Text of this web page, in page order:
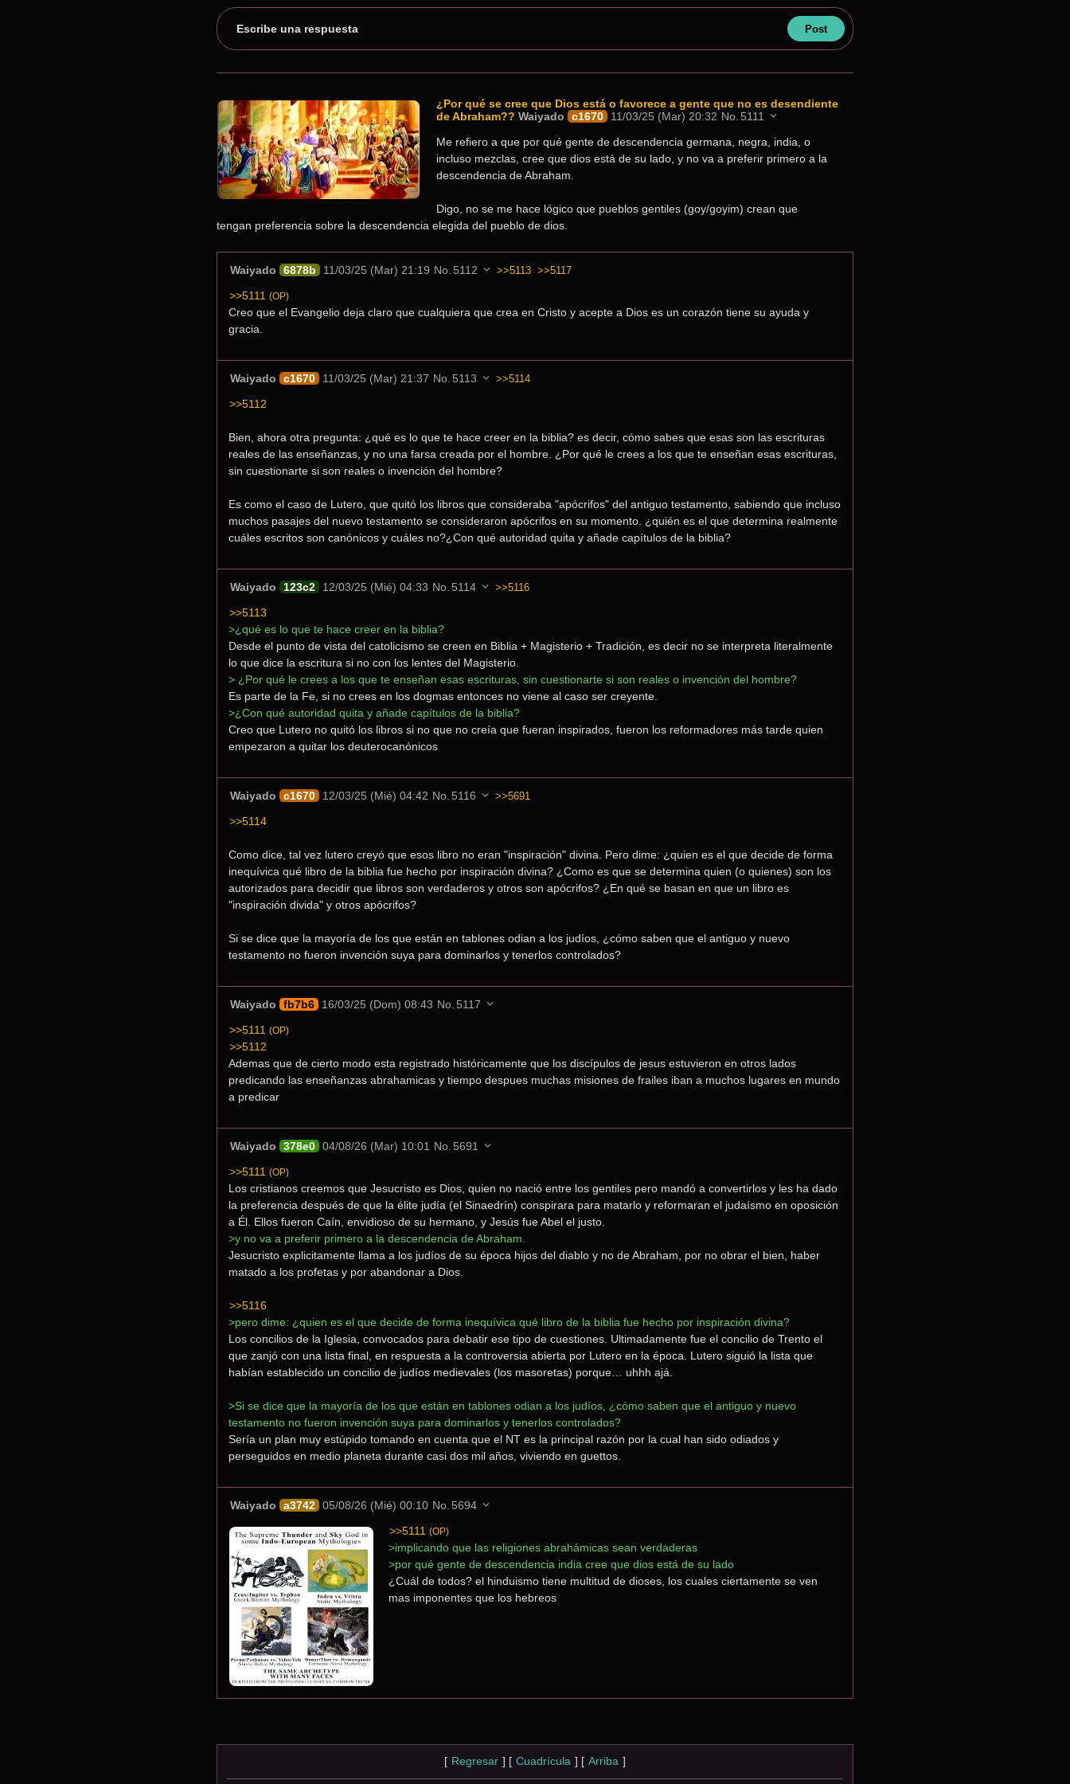
Escribe una respuesta
¿Por qué se cree que Dios está o favorece a gente que no es desendiente
de Abraham?? Waiyado c1670 11/03/25 (Mar) 20:32 No. 5111
Me refiero a que por qué gente de descendencia germana, negra, india, o
incluso mezclas, cree que dios está de su lado, y no va a preferir primero a la
descendencia de Abraham.
Digo, no se me hace lógico que pueblos gentiles (goy/goyim) crean que
tengan preferencia sobre la descendencia elegida del pueblo de dios.
Waiyado 6878b 11/03/25 (Mar) 21:19 No. 5112 >>5113 >>5117
>>5111 (OP)
Creo que el Evangelio deja claro que cualquiera que crea en Cristo y acepte a Dios es un corazón tiene su ayuda y
gracia.
Waiyado c1670 11/03/25 (Mar) 21:37 No. 5113 >>5114
>>5112
Bien, ahora otra pregunta: ¿qué es lo que te hace creer en la biblia? es decir, cómo sabes que esas son las escrituras
reales de las enseñanzas, y no una farsa creada por el hombre. ¿Por qué le crees a los que te enseñan esas escrituras,
sin cuestionarte si son reales o invención del hombre?
Es como el caso de Lutero, que quitó los libros que consideraba "apócrifos" del antiguo testamento, sabiendo que incluso
muchos pasajes del nuevo testamento se consideraron apócrifos en su momento. ¿quién es el que determina realmente
cuáles escritos son canónicos y cuáles no?¿Con qué autoridad quita y añade capítulos de la biblia?
Waiyado 123c2 12/03/25 (Mié) 04:33 No. 5114 >>5116
>>5113
>¿qué es lo que te hace creer en la biblia?
Desde el punto de vista del catolicismo se creen en Biblia + Magisterio + Tradición, es decir no se interpreta literalmente
lo que dice la escritura si no con los lentes del Magisterio.
> ¿Por qué le crees a los que te enseñan esas escrituras, sin cuestionarte si son reales o invención del hombre?
Es parte de la Fe, si no crees en los dogmas entonces no viene al caso ser creyente.
>¿Con qué autoridad quita y añade capítulos de la biblia?
Creo que Lutero no quitó los libros si no que no creía que fueran inspirados, fueron los reformadores más tarde quien
empezaron a quitar los deuterocanónicos
Waiyado c1670 12/03/25 (Mié) 04:42 No. 5116 >>5691
>>5114
Como dice, tal vez lutero creyó que esos libro no eran "inspiración" divina. Pero dime: ¿quien es el que decide de forma
inequívica qué libro de la biblia fue hecho por inspiración divina? ¿Como es que se determina quien (o quienes) son los
autorizados para decidir que libros son verdaderos y otros son apócrifos? ¿En qué se basan en que un libro es
"inspiración divida" y otros apócrifos?
Si se dice que la mayoría de los que están en tablones odian a los judíos, ¿cómo saben que el antiguo y nuevo
testamento no fueron invención suya para dominarlos y tenerlos controlados?
Waiyado fb7b6 16/03/25 (Dom) 08:43 No. 5117
>>5111 (OP)
>>5112
Ademas que de cierto modo esta registrado históricamente que los discípulos de jesus estuvieron en otros lados
predicando las enseñanzas abrahamicas y tiempo despues muchas misiones de frailes iban a muchos lugares en mundo
a predicar
Waiyado 378e0 04/08/26 (Mar) 10:01 No. 5691
>>5111 (OP)
Los cristianos creemos que Jesucristo es Dios, quien no nació entre los gentiles pero mandó a convertirlos y les ha dado
la preferencia después de que la élite judía (el Sinaedrín) conspirara para matarlo y reformaran el judaísmo en oposición
a Él. Ellos fueron Caín, envidioso de su hermano, y Jesús fue Abel el justo.
>y no va a preferir primero a la descendencia de Abraham.
Jesucristo explicitamente llama a los judíos de su época hijos del diablo y no de Abraham, por no obrar el bien, haber
matado a los profetas y por abandonar a Dios.
>>5116
>pero dime: ¿quien es el que decide de forma inequívica qué libro de la biblia fue hecho por inspiración divina?
Los concilios de la Iglesia, convocados para debatir ese tipo de cuestiones. Ultimadamente fue el concilio de Trento el
que zanjó con una lista final, en respuesta a la controversia abierta por Lutero en la época. Lutero siguió la lista que
habían establecido un concilio de judíos medievales (los masoretas) porque… uhhh ajá.
>Si se dice que la mayoría de los que están en tablones odian a los judíos, ¿cómo saben que el antiguo y nuevo
testamento no fueron invención suya para dominarlos y tenerlos controlados?
Sería un plan muy estúpido tomando en cuenta que el NT es la principal razón por la cual han sido odiados y
perseguidos en medio planeta durante casi dos mil años, viviendo en guettos.
Waiyado a3742 05/08/26 (Mié) 00:10 No. 5694
>>5111 (OP)
>implicando que las religiones abrahámicas sean verdaderas
>por qué gente de descendencia india cree que dios está de su lado
¿Cuál de todos? el hinduismo tiene multitud de dioses, los cuales ciertamente se ven
mas imponentes que los hebreos
[ Regresar ] [ Cuadrícula ] [ Arriba ]